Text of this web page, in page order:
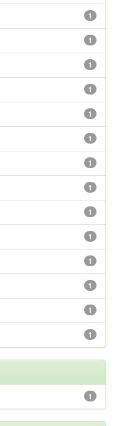
1
1
1
1
1
1
1
1
1
1
1
1
1
1
1